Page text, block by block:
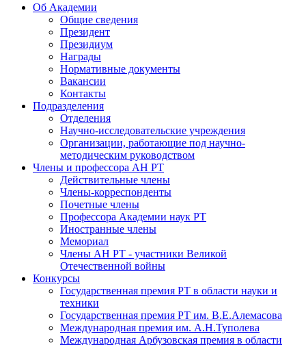
Об Академии
Общие сведения
Президент
Президиум
Награды
Нормативные документы
Вакансии
Контакты
Подразделения
Отделения
Научно-исследовательские учреждения
Организации, работающие под научно-
методическим руководством
Члены и профессора АН РТ
Действительные члены
Члены-корреспонденты
Почетные члены
Профессора Академии наук РТ
Иностранные члены
Мемориал
Члены АН РТ - участники Великой
Отечественной войны
Конкурсы
Государственная премия РТ в области науки и
техники
Государственная премия РТ им. В.Е.Алемасова
Международная премия им. А.Н.Туполева
Международная Арбузовская премия в области